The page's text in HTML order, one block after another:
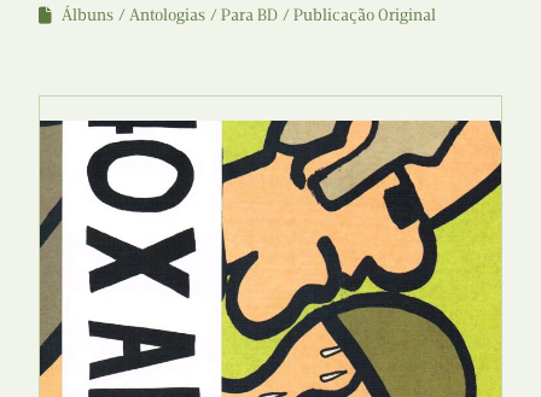
Álbuns Antologias Para BD Publicação Original